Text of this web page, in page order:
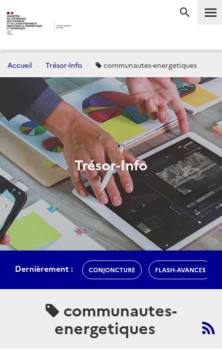
Accueil Trésor-Info communautes-energetiques
Trésor-Info
Dernièrement : CONJONCTURE FLASH-AVANCES
communautes-
energetiques